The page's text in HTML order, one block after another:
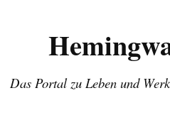
Das Portal zu Leben und